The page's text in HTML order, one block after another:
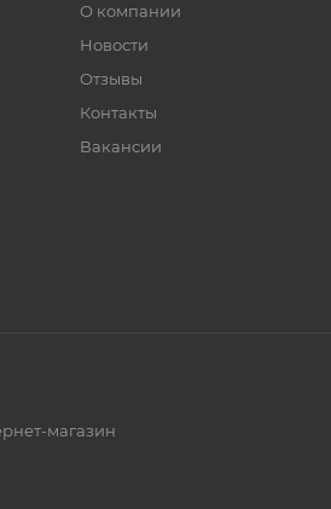
О компании
Новости
Отзывы
Контакты
Вакансии
магазин